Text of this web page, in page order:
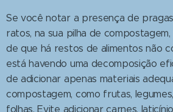
Se você notar a presença de
ratos, na sua pilha de
de que há restos de alimentos não
está havendo uma decomposição
de adicionar apenas materiais
compostagem, como frutas,
folhas. Evite adicionar carnes,